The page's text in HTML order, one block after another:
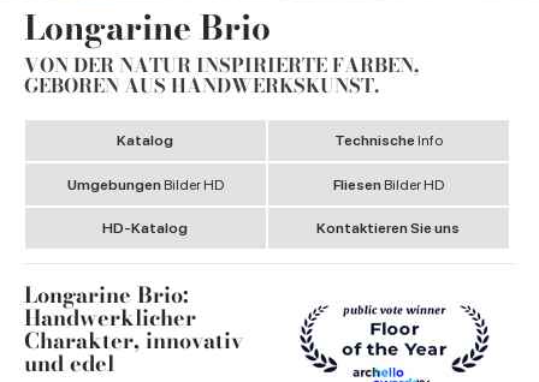
Longarine Brio
VON DER NATUR INSPIRIERTE FARBEN,
GEBOREN AUS HANDWERKSKUNST.
Katalog Technische Info
Umgebungen Bilder HD Fliesen Bilder HD
HD-Katalog Kontaktieren Sie uns
Longarine Brio:
Handwerklicher
Charakter, innovativ
und edel